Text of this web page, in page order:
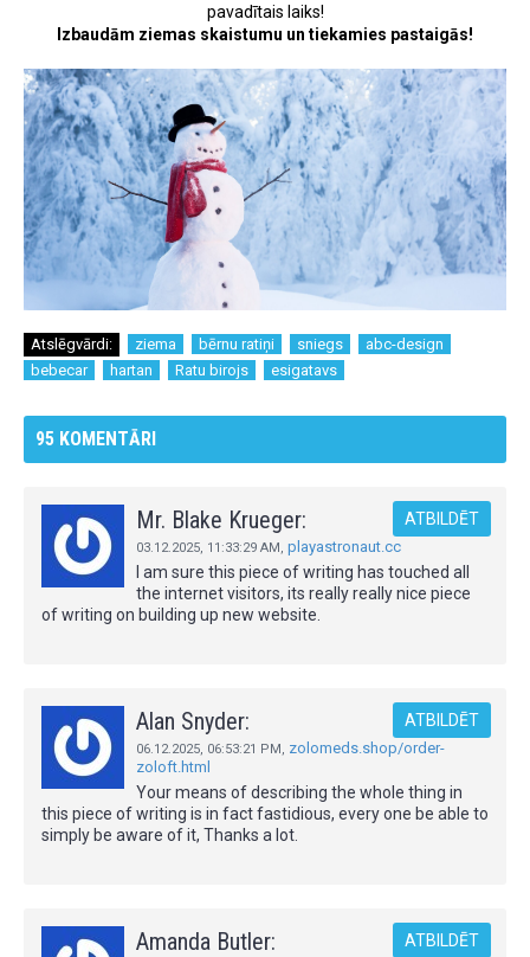
pavadītais laiks!
Izbaudām ziemas skaistumu un tiekamies pastaigās!
Atslēgvārdi: ziema bērnu ratiņi sniegs
abc-design
bebecar
hartan Ratu birojs esigatavs
95 KOMENTĀRI
Mr. Blake Krueger:
03.12.2025, 11:33:29 AM, playastronaut.cc
ATBILDĒT
I am sure this piece of writing has touched all
the internet visitors, its really really nice piece
of writing on building up new website.
Alan Snyder:
06.12.2025, 06:53:21 PM, zolomeds.shop/order-
zoloft.html
ATBILDĒT
Your means of describing the whole thing in
this piece of writing is in fact fastidious, every one be able to
simply be aware of it, Thanks a lot.
Amanda Butler: ATBILDĒT